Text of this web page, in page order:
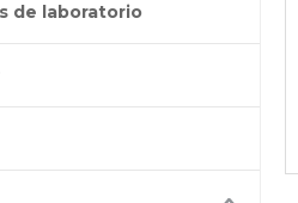
de laboratorio